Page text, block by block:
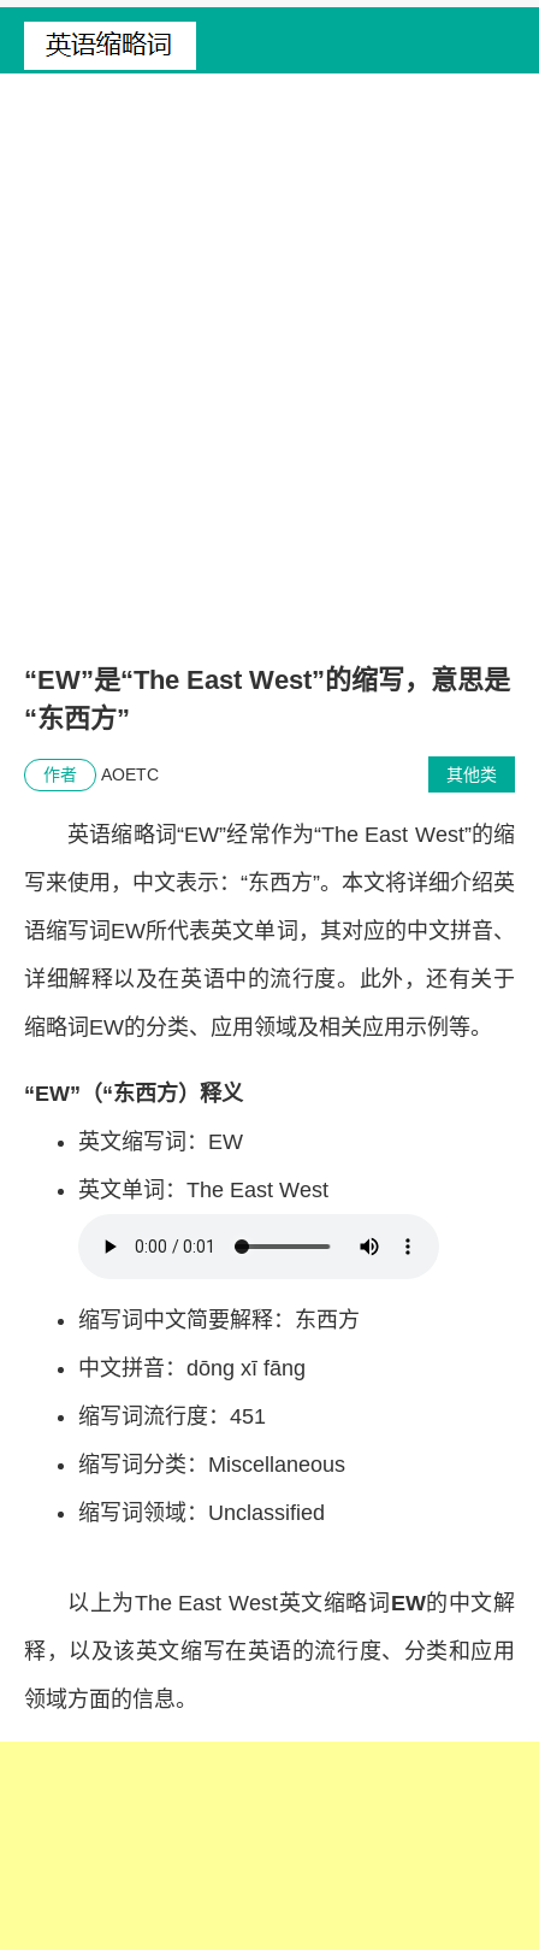
“EW”是“The East West”的缩写，意思是
“东西方”
其他类
作者 AOETC
英语缩略词“EW”经常作为“The East West”的缩
写来使用，中文表示：“东西方”。本文将详细介绍英
语缩写词EW所代表英文单词，其对应的中文拼音、
详细解释以及在英语中的流行度。此外，还有关于
缩略词EW的分类、应用领域及相关应用示例等。
“EW”（“东西方）释义
英文缩写词：EW
英文单词：The East West
缩写词中文简要解释：东西方
中文拼音：dōng xī fāng
缩写词流行度：451
缩写词分类：Miscellaneous
缩写词领域：Unclassified
以上为The East West英文缩略词 EW的中文解
释，以及该英文缩写在英语的流行度、分类和应用
领域方面的信息。